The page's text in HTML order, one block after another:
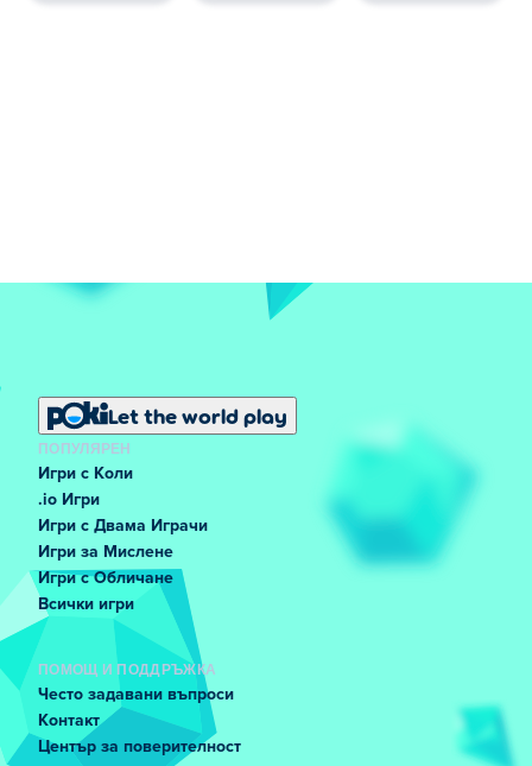
Let the world play
ПОПУЛЯРЕН
Игри с Коли
.io Игри
Игри с Двама Играчи
Игри за Мислене
Игри с Обличане
Всички игри
ПОМОЩ И ПОДДРЪЖКА
Често задавани въпроси
Контакт
Център за поверителност